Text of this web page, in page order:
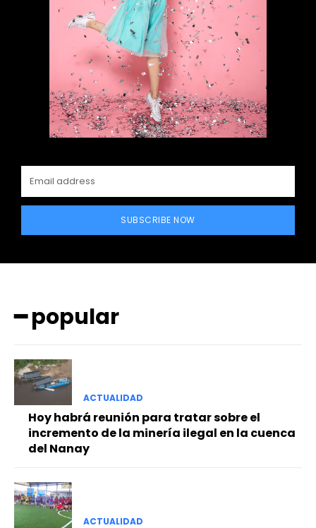
━ Planes
SUBSCRIBE NOW
━ popular
ACTUALIDAD
Hoy habrá reunión para tratar sobre el
incremento de la minería ilegal en la cuenca
del Nanay
ACTUALIDAD